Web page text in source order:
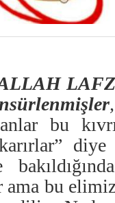
,
bu
ama bu